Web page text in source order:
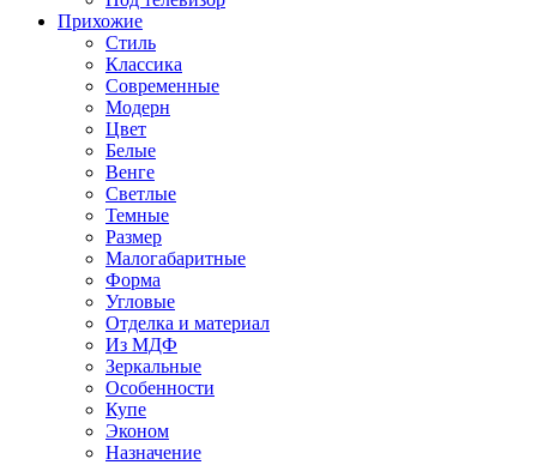
Прихожие
Стиль
Классика
Современные
Модерн
Цвет
Белые
Венге
Светлые
Темные
Размер
Малогабаритные
Форма
Угловые
Отделка и материал
Из МДФ
Зеркальные
Особенности
Купе
Эконом
Назначение